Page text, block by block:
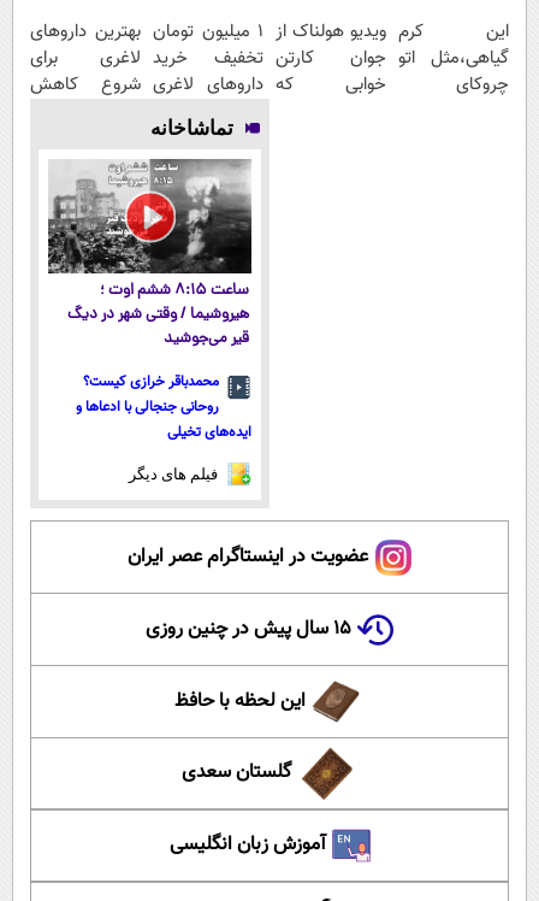
این کرم
گیاهی،مثل اتو
چروکای
ویدیو هولناک از
جوان کارتن
خوابی که
1 میلیون تومان
تخفیف خرید
داروهای لاغری
با ارسال از
داروخانه و پک
یخ!
بهترین داروهای
لاغری برای
شروع کاهش
نزدیکت!
تماشاخانه
ساعت ۸:۱۵ ششم اوت ؛
هیروشیما / وقتی شهر در دیگ
قیر می‌جوشید
محمدباقر خرازی کیست؟
روحانی جنجالی با ادعاها و
ایده‌های تخیلی
فیلم های دیگر
عضویت در اینستاگرام عصر ایران
۱۵ سال پیش در چنین روزی
این لحظه با حافظ
گلستان سعدی
آموزش زبان انگلیسی